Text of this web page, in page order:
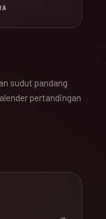
sudut pandang
pertandingan
→